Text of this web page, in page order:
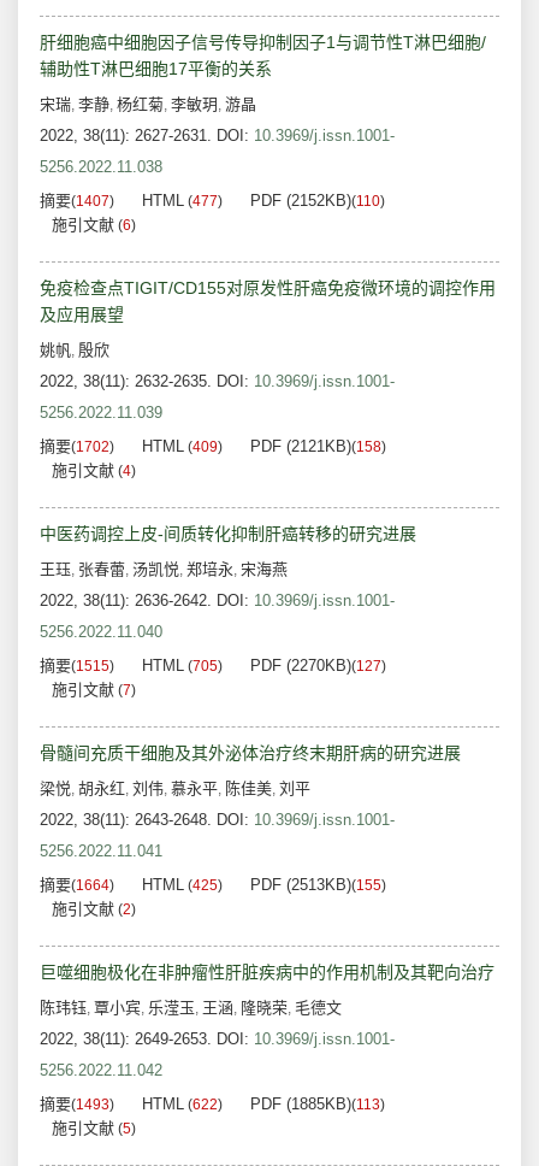
肝细胞癌中细胞因子信号传导抑制因子1与调节性T淋巴细胞/
辅助性T淋巴细胞17平衡的关系
宋瑞, 李静, 杨红菊, 李敏玥 , 游晶
2022, 38(11): 2627-2631. DOI: 10.3969/j.issn.1001-
5256.2022.11.038
摘要(1407) HTML (477) PDF (2152KB)(110)
施引文献 (6)
免疫检查点TIGIT/CD155对原发性肝癌免疫微环境的调控作用
及应用展望
姚帆, 殷欣
2022, 38(11): 2632-2635. DOI: 10.3969/j.issn.1001-
5256.2022.11.039
摘要(1702) HTML (409) PDF (2121KB)(158)
施引文献 (4)
中医药调控上皮-间质转化抑制肝癌转移的研究进展
王珏, 张春蕾, 汤凯悦, 郑培永, 宋海燕
2022, 38(11): 2636-2642. DOI: 10.3969/j.issn.1001-
5256.2022.11.040
摘要(1515) HTML (705) PDF (2270KB)(127)
施引文献 (7)
骨髓间充质干细胞及其外泌体治疗终末期肝病的研究进展
梁悦, 胡永红, 刘伟, 慕永平, 陈佳美, 刘平
2022, 38(11): 2643-2648. DOI: 10.3969/j.issn.1001-
5256.2022.11.041
摘要(1664) HTML (425) PDF (2513KB)(155)
施引文献 (2)
巨噬细胞极化在非肿瘤性肝脏疾病中的作用机制及其靶向治疗
陈玮钰, 覃小宾, 乐滢玉, 王涵, 隆晓荣, 毛德文
2022, 38(11): 2649-2653. DOI: 10.3969/j.issn.1001-
5256.2022.11.042
摘要(1493) HTML (622) PDF (1885KB)(113)
施引文献 (5)